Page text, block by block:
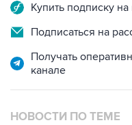
Купить подписку
Подписаться на
Получать
канале
НОВОСТИ ПО ТЕМЕ